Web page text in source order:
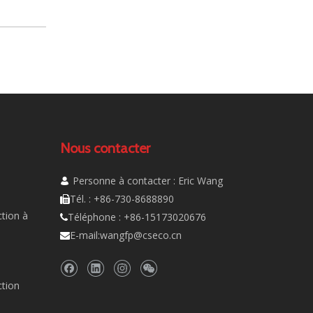
à
Nous contacter
 Personne à contacter : Eric Wang
Tél. : +86-730-8688890
Téléphone : +86-15173020676
E-mail:wangfp@cseco.cn